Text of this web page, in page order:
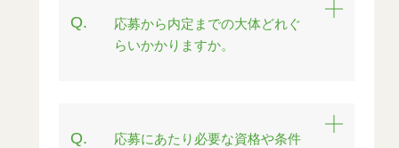
Q.
応募から内定までの大体どれぐ
らいかかりますか。
Q.
応募にあたり必要な資格や条件